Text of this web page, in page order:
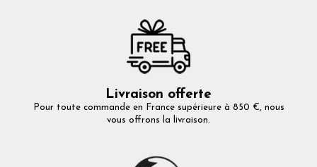
Livraison offerte
Pour toute commande en France supérieure à 850 €, nous
vous offrons la livraison.